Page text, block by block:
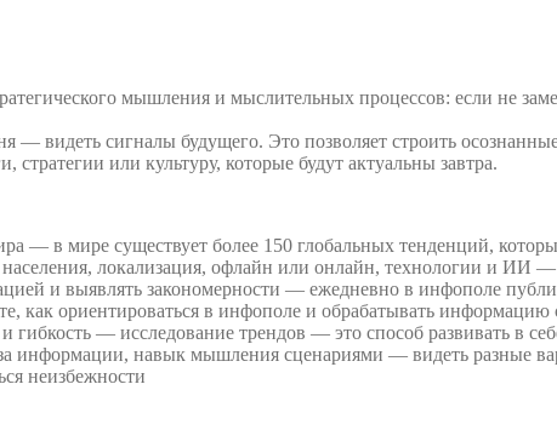
мышления и мыслительных процессов: если не
— видеть сигналы будущего. Это позволяет строить
стратегии или культуру, которые будут актуальны завтра.
— в мире существует более 150 глобальных тенденций,
локализация, офлайн или онлайн, технологии и ИИ
и выявлять закономерности — ежедневно в инфополе
как ориентироваться в инфополе и обрабатывать информацию
гибкость — исследование трендов — это способ развивать в
информации, навык мышления сценариями — видеть разные
неизбежности